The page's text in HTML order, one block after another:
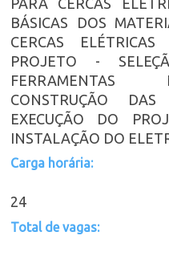
BÁSICAS DOS
CERCAS
PROJETO -
FERRAMENTAS
CONSTRUÇÃO
EXECUÇÃO DO
INSTALAÇÃO DO
Carga horária:
24
Total de vagas: